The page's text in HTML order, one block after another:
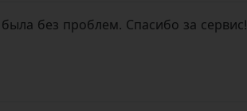
без проблем. Спасибо за сервис!